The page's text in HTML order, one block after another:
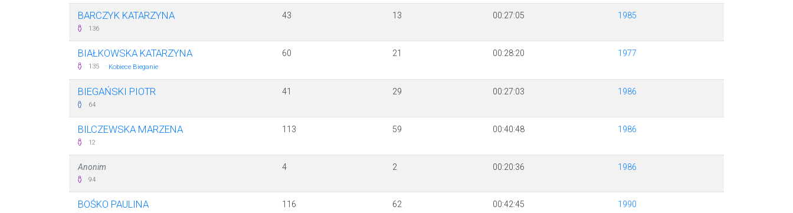
BARCZYK KATARZYNA
136
43 13 00:27:05 1985
BIAŁKOWSKA KATARZYNA
135 · Kobiece Bieganie
60 21 00:28:20 1977
BIEGAŃSKI PIOTR
64
41 29 00:27:03 1986
BILCZEWSKA MARZENA
12
113 59 00:40:48 1986
Anonim
94
4 2 00:20:36 1986
BOŚKO PAULINA 116 62 00:42:45 1990